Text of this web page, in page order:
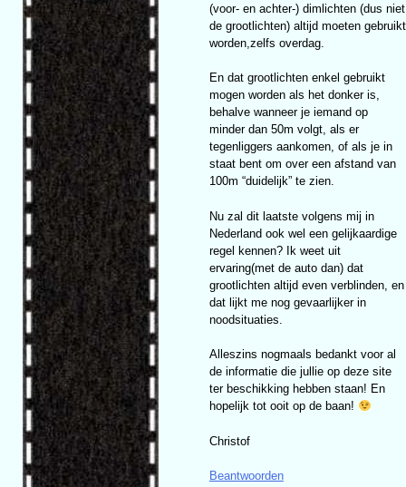
(voor- en achter-) dimlichten (dus niet
de grootlichten) altijd moeten gebruikt
worden,zelfs overdag.
En dat grootlichten enkel gebruikt
mogen worden als het donker is,
behalve wanneer je iemand op
minder dan 50m volgt, als er
tegenliggers aankomen, of als je in
staat bent om over een afstand van
100m “duidelijk” te zien.
Nu zal dit laatste volgens mij in
Nederland ook wel een gelijkaardige
regel kennen? Ik weet uit
ervaring(met de auto dan) dat
grootlichten altijd even verblinden, en
dat lijkt me nog gevaarlijker in
noodsituaties.
Alleszins nogmaals bedankt voor al
de informatie die jullie op deze site
ter beschikking hebben staan! En
hopelijk tot ooit op de baan!
Christof
Beantwoorden